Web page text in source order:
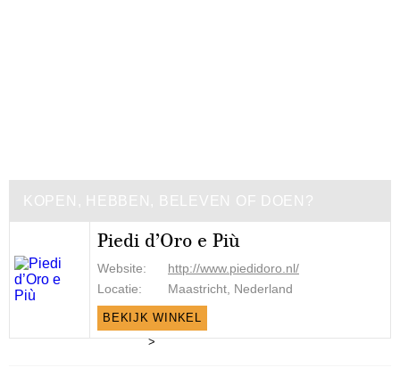
KOPEN, HEBBEN, BELEVEN OF DOEN?
Piedi d’Oro e Più
Website:
http://www.piedidoro.nl/
Locatie:
Maastricht, Nederland
BEKIJK WINKEL
>